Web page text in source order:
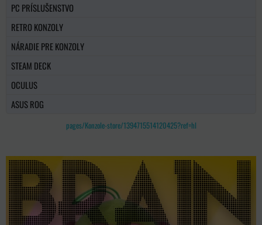
PC PRÍSLUŠENSTVO
RETRO KONZOLY
NÁRADIE PRE KONZOLY
STEAM DECK
OCULUS
ASUS ROG
pages/Konzole-store/1394715514120425?ref=hl